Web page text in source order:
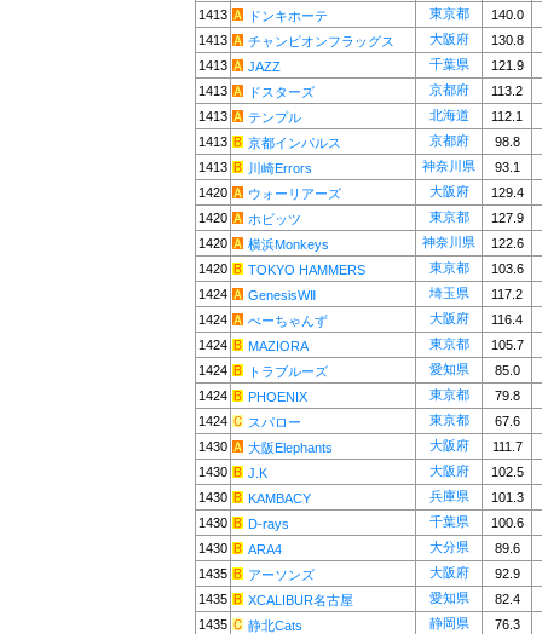
1413
ドンキホーテ 東京都
140.0
1413
チャンピオンフラッグス 大阪府
130.8
1413
JAZZ 千葉県
121.9
1413
ドスターズ 京都府
113.2
1413
テンプル 北海道
112.1
1413
京都インパルス 京都府
98.8
1413
川崎Errors 神奈川県
93.1
1420
ウォーリアーズ 大阪府
129.4
1420
ホビッツ 東京都
127.9
1420
横浜Monkeys 神奈川県
122.6
1420
TOKYO HAMMERS 東京都
103.6
1424
GenesisWⅡ 埼玉県
117.2
1424
べーちゃんず 大阪府
116.4
1424
MAZIORA 東京都
105.7
1424
トラブルーズ 愛知県
85.0
1424
PHOENIX 東京都
79.8
1424
スパロー 東京都
67.6
1430
大阪Elephants 大阪府
111.7
1430
J.K 大阪府
102.5
1430
KAMBACY 兵庫県
101.3
1430
D-rays 千葉県
100.6
1430
ARA4 大分県
89.6
1435
アーソンズ 大阪府
92.9
1435
XCALIBUR名古屋 愛知県
82.4
1435
静北Cats 静岡県
76.3